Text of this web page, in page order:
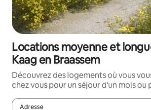
Locations moyenne et
Kaag en Braassem
Découvrez des logements où vous
chez vous pour un séjour d'un mois ou
Adresse